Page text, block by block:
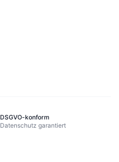
DSGVO-konform
Datenschutz garantiert